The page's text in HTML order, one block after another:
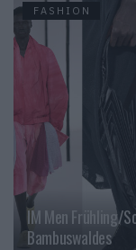
FASHION
IM Men Frühling/
Bambuswaldes